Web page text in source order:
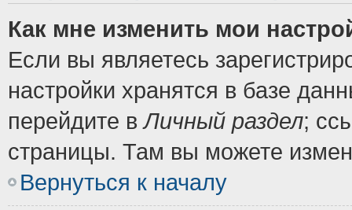
Как мне изменить мои
Если вы являетесь
настройки хранятся в базе
перейдите вЛичный раздел;
страницы. Там вы можете
Вернуться к началу